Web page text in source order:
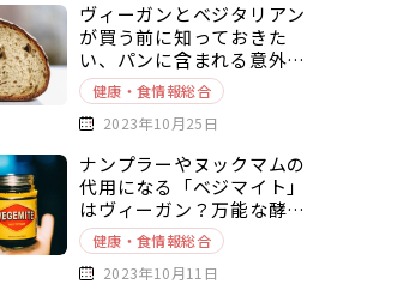
ヴィーガンとベジタリアン
が買う前に知っておきた
い、パンに含まれる意外な
動物由来原料とは？
健康・食情報総合
2023年10月25日
ナンプラーやヌックマムの
代用になる「ベジマイト」
はヴィーガン？万能な酵母
エキスベースの調味料を徹
底解説
健康・食情報総合
2023年10月11日